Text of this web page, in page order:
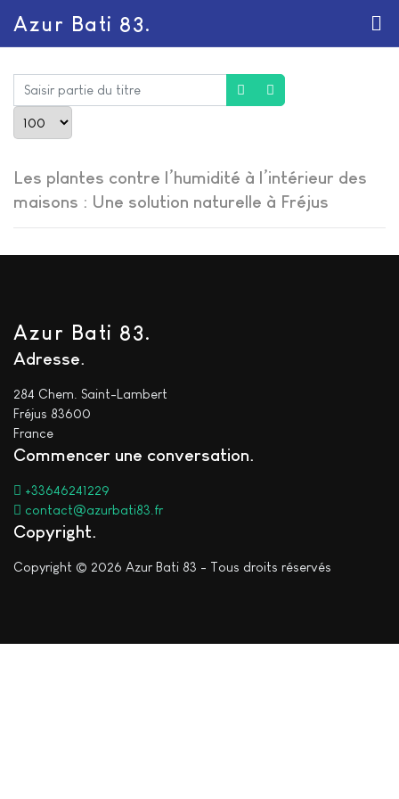
Azur Bati 83.
Saisir partie du titre
Les plantes contre l’humidité à l’intérieur des
maisons : Une solution naturelle à Fréjus
Azur Bati 83.
Adresse
284 Chem. Saint-Lambert
Fréjus 83600
France
Commencer une conversation
+33646241229
contact@azurbati83.fr
Copyright
Copyright © 2026 Azur Bati 83 - Tous droits réservés